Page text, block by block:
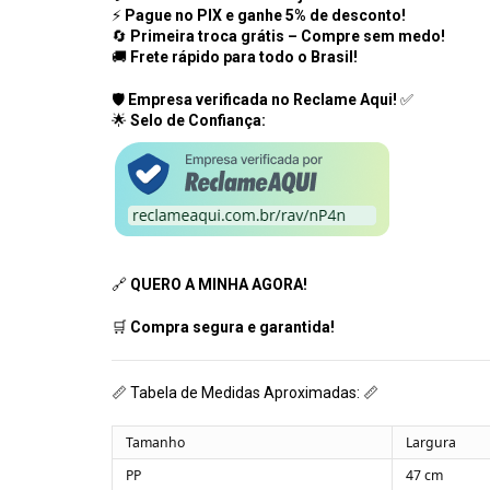
⚡ Pague no PIX e ganhe 5% de desconto!
🔄 Primeira troca grátis – Compre sem medo!
🚚 Frete rápido para todo o Brasil!
🛡️ Empresa verificada no Reclame Aqui! ✅
🌟 Selo de Confiança:
🔗 QUERO A MINHA AGORA!
🛒 Compra segura e garantida!
📏 Tabela de Medidas Aproximadas: 📏
Tamanho
Largura
PP
47 cm